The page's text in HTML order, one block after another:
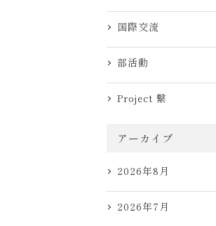
国際交流
部活動
Project 繋
アーカイブ
2026年8月
2026年7月